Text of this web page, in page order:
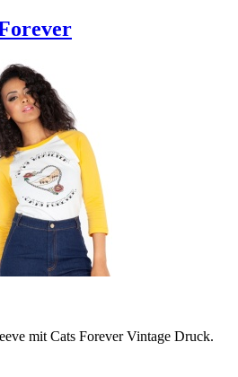
mit Cats Forever Vintage Druck.